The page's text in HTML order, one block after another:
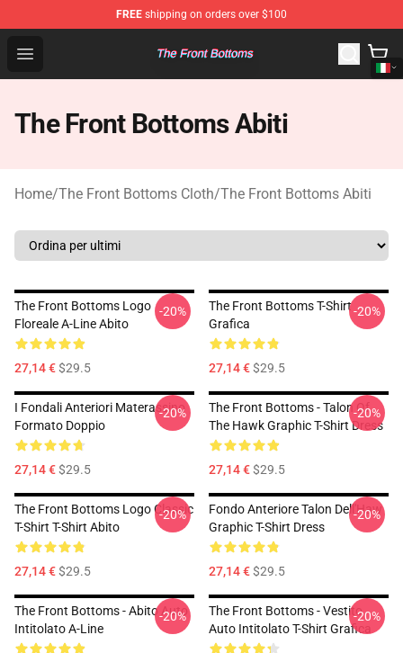
FREE shipping on orders over $100
Open menu
The Front Bottoms Store - Official The Front Bottoms
The Front Bottoms Abiti
Home/The Front Bottoms Cloth/The Front Bottoms Abiti
The Front Bottoms Logo
Floreale A-Line Abito
27,14 €$29.5
-20%
The Front Bottoms T-Shirt
Grafica
27,14 €$29.5
-20%
I Fondali Anteriori Materassino
Formato Doppio
27,14 €$29.5
-20%
The Front Bottoms - Talon Of
The Hawk Graphic T-Shirt Dress
27,14 €$29.5
-20%
The Front Bottoms Logo Classic
T-Shirt T-Shirt Abito
27,14 €$29.5
-20%
Fondo Anteriore Talon Dell'Haw
Graphic T-Shirt Dress
27,14 €$29.5
-20%
The Front Bottoms - Abito Auto
Intitolato A-Line
-20%
The Front Bottoms - Vestito
Auto Intitolato T-Shirt Grafica
-20%